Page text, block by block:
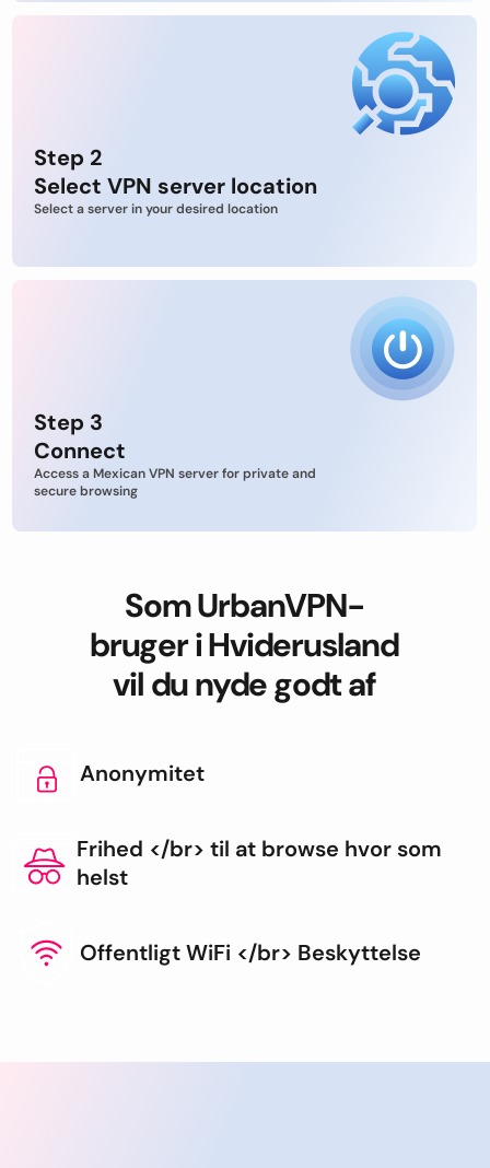
Step 2
Select VPN server location
Select a server in your desired location
Step 3
Connect
Access a Mexican VPN server for private and
secure browsing
Som UrbanVPN-
bruger i Hviderusland
vil du nyde godt af
Anonymitet
Frihed </br> til at browse hvor som
helst
Offentligt WiFi </br> Beskyttelse